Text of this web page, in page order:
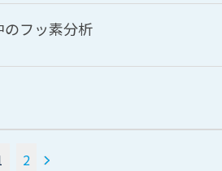
のフッ素分析
2